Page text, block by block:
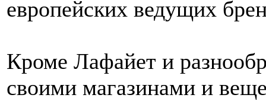
европейских ведущих
Кроме Лафайет и
своими магазинами и